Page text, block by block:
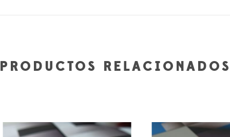
PRODUCTOS RELACIONADOS